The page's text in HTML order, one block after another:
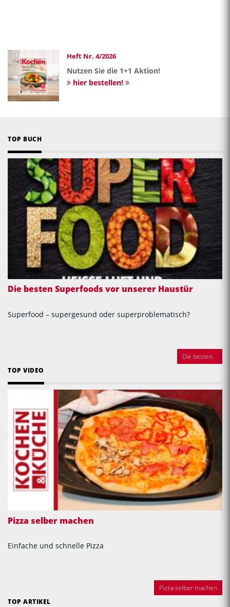
Heft Nr. 4/2026
Nutzen Sie die 1+1 Aktion!
hier bestellen!
TOP BUCH
Die besten Superfoods vor unserer Haustür
Superfood – supergesund oder superproblematisch?
Die besten...
TOP VIDEO
Pizza selber machen
Einfache und schnelle Pizza
Pizza selber machen
TOP ARTIKEL